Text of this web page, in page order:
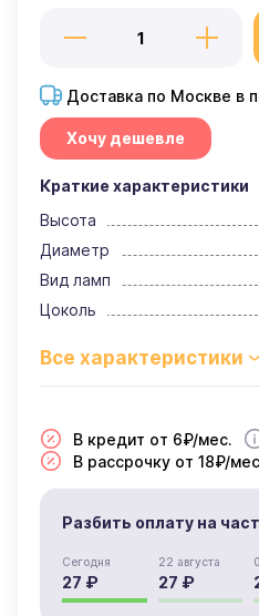
Доставка по Москве в
Хочу дешевле
Краткие характеристики
Высота
Диаметр
Вид ламп
Цоколь
В кредит от 6₽/мес.
В рассрочку от 18₽/
Разбить оплату на
Сегодня
27 ₽
22 августа
27 ₽